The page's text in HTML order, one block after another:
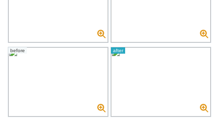
before after